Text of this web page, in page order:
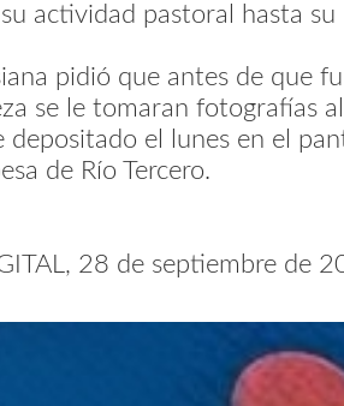
actividad pastoral hasta su
pidió que antes de que
se le tomaran fotografías
depositado el lunes en el
de Río Tercero.
28 de septiembre de